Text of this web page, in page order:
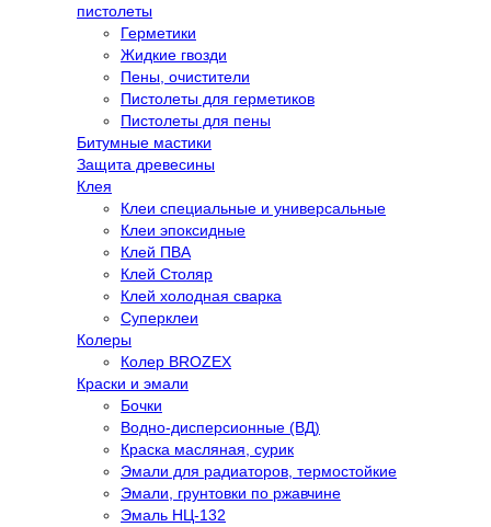
пистолеты
Герметики
Жидкие гвозди
Пены, очистители
Пистолеты для герметиков
Пистолеты для пены
Битумные мастики
Защита древесины
Клея
Клеи специальные и универсальные
Клеи эпоксидные
Клей ПВА
Клей Столяр
Клей холодная сварка
Суперклеи
Колеры
Колер BROZEX
Краски и эмали
Бочки
Водно-дисперсионные (ВД)
Краска масляная, сурик
Эмали для радиаторов, термостойкие
Эмали, грунтовки по ржавчине
Эмаль НЦ-132